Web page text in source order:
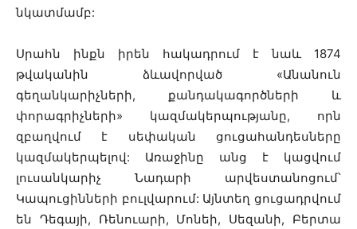
նկատմամբ:
Սրահն ինքն իրեն հակադրում է նաև 1874
թվականին ձևավորված «Անանուն
գեղանկարիչների, քանդակագործների և
փորագրիչների» կազմակերպությանը, որն
զբաղվում է սեփական ցուցահանդեսները
կազմակերպելով: Առաջինը անց է կացվում
լուսանկարիչ Նադարի արվեստանոցում՝
Կապուցինների բուլվարում: Այնտեղ ցուցադրվում
են Դեգայի, Ռենուարի, Մոնեի, Սեզանի, Բերտա